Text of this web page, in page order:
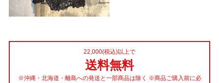
22,000(税込)以上で
送料無料
※沖縄・北海道・離島への発送と一部商品は除く ※商品ご購入前に必